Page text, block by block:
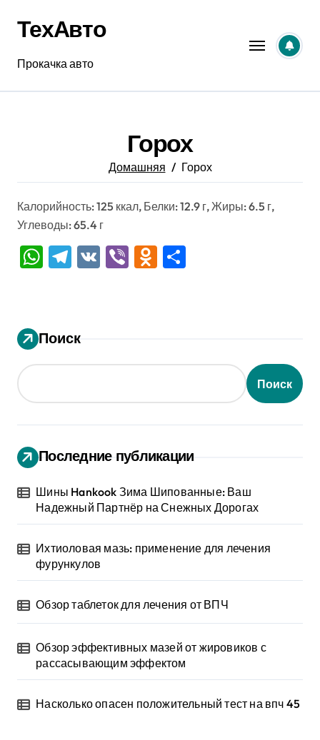
содержанию
ТехАвто
Прокачка авто
Горох
Домашняя Горох
Калорийность: 125 ккал, Белки: 12.9 г, Жиры: 6.5 г,
Углеводы: 65.4 г
WhatsApp
Telegram
VK ViberOdnoklassniki
Поиск
Поиск
Последние публикации
Шины Hankook Зима Шипованные: Ваш
Надежный Партнёр на Снежных Дорогах
Ихтиоловая мазь: применение для лечения
фурункулов
Обзор таблеток для лечения от ВПЧ
Обзор эффективных мазей от жировиков с
рассасывающим эффектом
Насколько опасен положительный тест на впч 45